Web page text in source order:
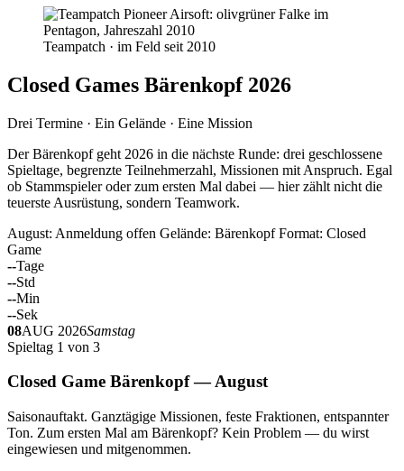
Teampatch · im Feld seit 2010
Closed Games Bärenkopf 2026
Drei Termine · Ein Gelände · Eine Mission
Der Bärenkopf geht 2026 in die nächste Runde: drei geschlossene
Spieltage, begrenzte Teilnehmerzahl, Missionen mit Anspruch. Egal
ob Stammspieler oder zum ersten Mal dabei — hier zählt nicht die
teuerste Ausrüstung, sondern Teamwork.
August: Anmeldung offen Gelände: Bärenkopf Format: Closed
Game
--Tage
--Std
--Min
--Sek
08AUG 2026Samstag
Spieltag 1 von 3
Closed Game Bärenkopf — August
Saisonauftakt. Ganztägige Missionen, feste Fraktionen, entspannter
Ton. Zum ersten Mal am Bärenkopf? Kein Problem — du wirst
eingewiesen und mitgenommen.